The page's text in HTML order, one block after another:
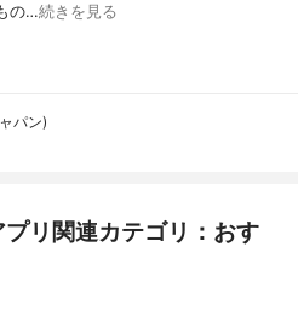
の…続きを見る
パン)
リ関連カテゴリ：おす